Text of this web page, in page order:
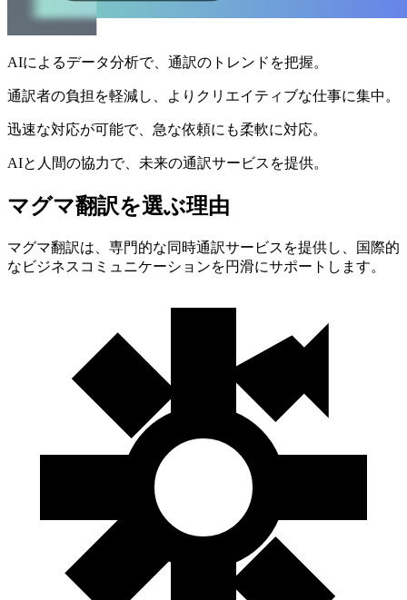
AIによるデータ分析で、通訳のトレンドを把握。
通訳者の負担を軽減し、よりクリエイティブな仕事に集中。
迅速な対応が可能で、急な依頼にも柔軟に対応。
AIと人間の協力で、未来の通訳サービスを提供。
マグマ翻訳を選ぶ理由
マグマ翻訳は、専門的な同時通訳サービスを提供し、国際的
なビジネスコミュニケーションを円滑にサポートします。